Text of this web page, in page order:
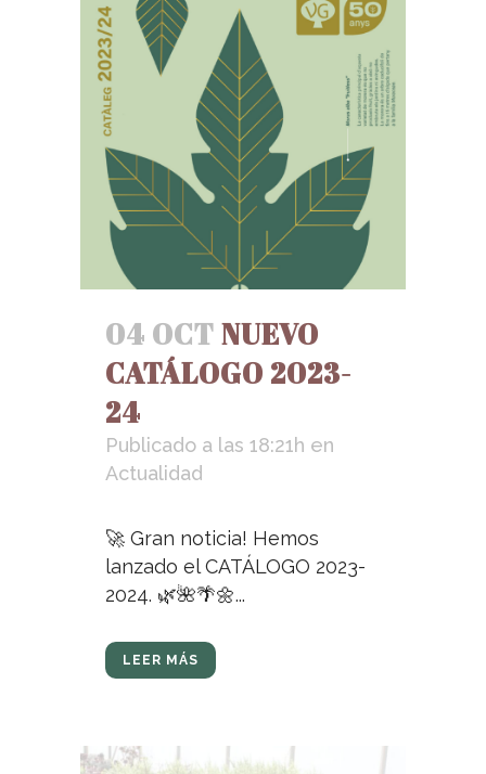
04 OCTNUEVO
CATÁLOGO 2023-
24
Publicado a las 18:21h en
Actualidad
🚀 Gran noticia! Hemos
lanzado el CATÁLOGO 2023-
2024. 🌿🌺🌴🌼...
LEER MÁS